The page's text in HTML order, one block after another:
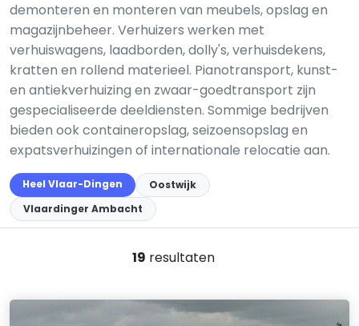
demonteren en monteren van meubels, opslag en
magazijnbeheer. Verhuizers werken met
verhuiswagens, laadborden, dolly's, verhuisdekens,
kratten en rollend materieel. Pianotransport, kunst-
en antiekverhuizing en zwaar-goedtransport zijn
gespecialiseerde deeldiensten. Sommige bedrijven
bieden ook containeropslag, seizoensopslag en
expatsverhuizingen of internationale relocatie aan.
Heel Vlaar-Dingen
Oostwijk
Vlaardinger Ambacht
19 resultaten